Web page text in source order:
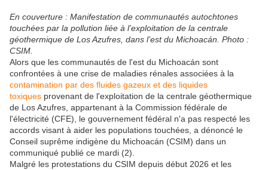
En couverture : Manifestation de communautés autochtones
touchées par la pollution liée à l’exploitation de la centrale
géothermique de Los Azufres, dans l’est du Michoacán. Photo :
CSIM.
Alors que les communautés de l'est du Michoacán sont
confrontées à une crise de maladies rénales associées à la
contamination par des fluides gazeux et des liquides
toxiques provenant de l'exploitation de la centrale géothermique
de Los Azufres, appartenant à la Commission fédérale de
l'électricité (CFE), le gouvernement fédéral n'a pas respecté les
accords visant à aider les populations touchées, a dénoncé le
Conseil suprême indigène du Michoacán (CSIM) dans un
communiqué publié ce mardi (2).
Malgré les protestations du CSIM depuis début 2026 et les